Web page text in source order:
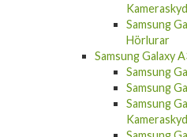
Samsung
Hörlurar
Samsung Galaxy
Samsung
Samsung
Samsung